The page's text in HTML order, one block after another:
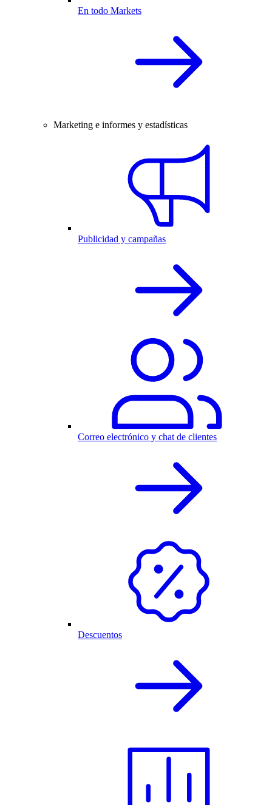
En todo Markets
Marketing e informes y estadísticas
Publicidad y campañas
Correo electrónico y chat de clientes
Descuentos